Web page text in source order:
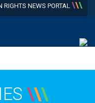
RIGHTS NEWS PORTAL \\\
\\\